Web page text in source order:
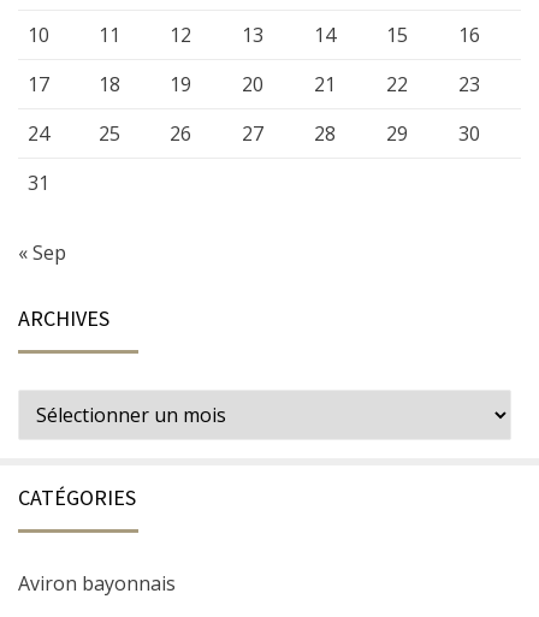
10
11 12 13 14 15
16
17
18 19 20 21 22
23
24
25 26 27 28 29
30
31
« Sep
ARCHIVES
Archives
CATÉGORIES
Aviron bayonnais